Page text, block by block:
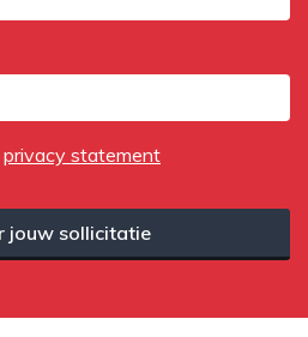
privacy statement
Verstuur jouw sollicitatie